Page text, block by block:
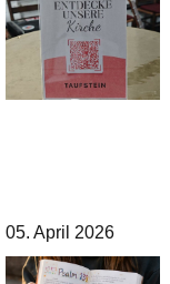
05. April 2026